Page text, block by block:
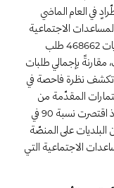
في العام الماضي
الاجتماعية
468662 طلب
بإجمالي طلبات
نظرة فاحصة في
المقدّمة من
اقتصرت نسبة 90 في
على المنصّة
الاجتماعية التي